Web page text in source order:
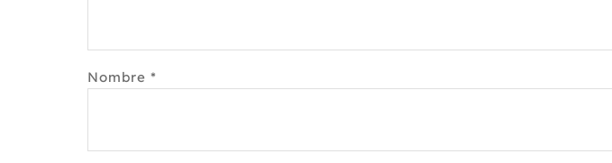
Nombre *